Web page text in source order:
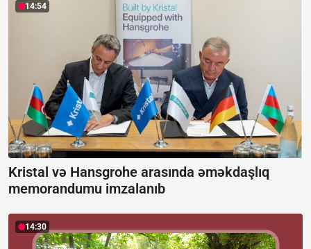
14:54
Kristal və Hansgrohe arasında əməkdaşlıq
memorandumu imzalanıb
14:30